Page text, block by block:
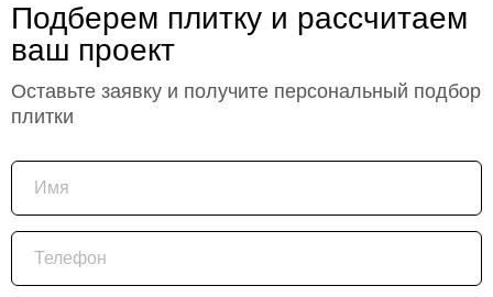
Подберем плитку и рассчитаем
ваш проект
Оставьте заявку и получите персональный подбор
плитки
Имя
Телефон